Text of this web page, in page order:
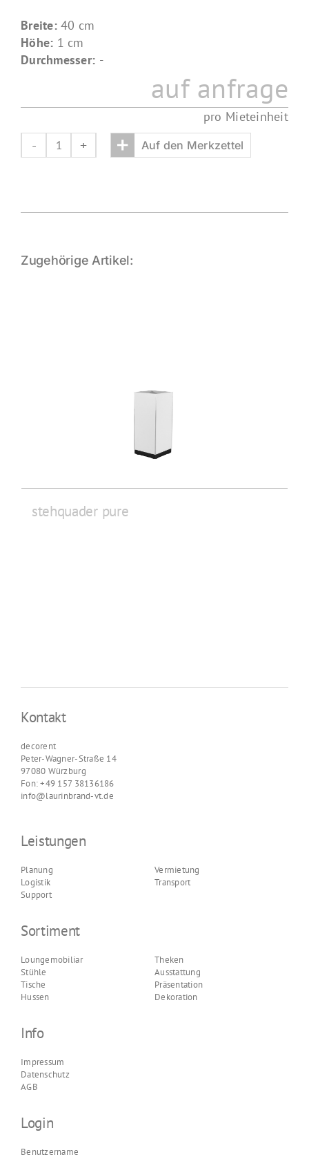
Breite:40 cm
Höhe: 1 cm
Durchmesser: -
auf anfrage
pro Mieteinheit
tischplatte + Auf den Merkzettel
Zugehörige Artikel:
stehquader pure
Kontakt
decorent
Peter-Wagner-Straße 14
97080 Würzburg
Fon: +49 157 38136186
info@laurinbrand-vt.de
Leistungen
Planung
Logistik
Support
Vermietung
Transport
Sortiment
Loungemobiliar
Stühle
Tische
Hussen
Theken
Ausstattung
Präsentation
Dekoration
Info
Impressum
Datenschutz
AGB
Login
Benutzername